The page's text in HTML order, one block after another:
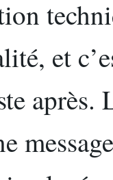
et
après.